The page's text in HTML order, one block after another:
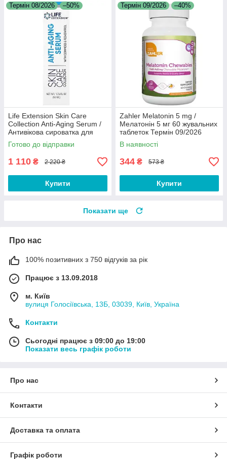
Термін 08/2026 –50%
Life Extension Skin Care
Collection Anti-Aging Serum /
Антивікова сироватка для
шкіри 50 мл 08/2026
Готово до відправки
1 110 ₴ 2 220 ₴
Купити
Термін 09/2026 –40%
Zahler Melatonin 5 mg /
Мелатонін 5 мг 60 жувальних
таблеток Термін 09/2026
В наявності
344 ₴ 573 ₴
Купити
Показати ще
Про нас
100% позитивних з 750 відгуків за рік
Працює з 13.09.2018
м. Київ
вулиця Голосіївська, 13Б, 03039, Київ, Україна
Контакти
Сьогодні працює з 09:00 до 19:00
Показати весь графік роботи
Про нас
Контакти
Доставка та оплата
Графік роботи